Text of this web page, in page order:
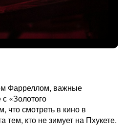
Фарреллом, важные
«Золотого
что смотреть в кино в
кто не зимует на Пхукете.